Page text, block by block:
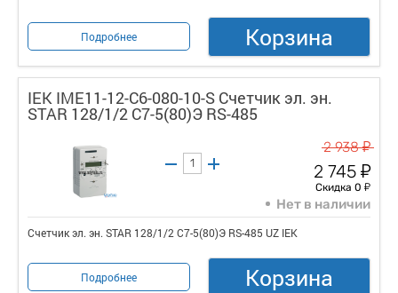
Подробнее Корзина
IEK IME11-12-C6-080-10-S Счетчик эл. эн.
STAR 128/1/2 С7-5(80)Э RS-485
2 938у
2 745 у
Скидка 0 у
Нет в наличии
Счетчик эл. эн. STAR 128/1/2 С7-5(80)Э RS-485 UZ IEK
Подробнее Корзина